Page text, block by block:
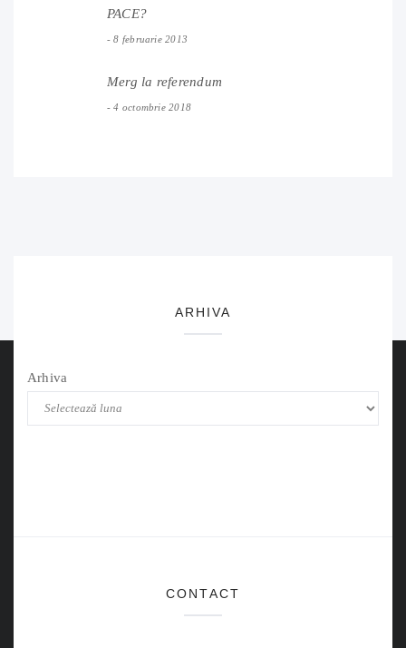
PACE?
8 februarie 2013
Merg la referendum
4 octombrie 2018
ARHIVA
Arhiva
CONTACT